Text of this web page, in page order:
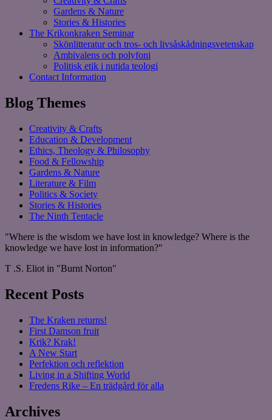
Gardens & Nature
Stories & Histories
The Krikonkraken Seminar
Skönlitteratur och tros- och livsåskådningsvetenskap
Ambivalens och polyfoni
Politisk etik i nutida teologi
Contact Information
Blog Themes
Creativity & Crafts
Education & Development
Ethics, Theology & Philosophy
Food & Fellowship
Gardens & Nature
Literature & Film
Politics & Society
Stories & Histories
The Ninth Tentacle
"Where is the wisdom we have lost in knowledge? Where is the
knowledge we have lost in information?"
T .S. Eliot in "Burnt Norton"
Recent Posts
The Kraken returns!
First Damson fruit
Krik? Krak!
A New Start
Perfektion och reflektion
Living in a Shifting World
Fredens Rike – En trädgård för alla
Archives